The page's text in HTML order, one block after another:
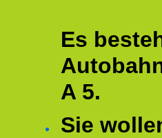
Es
A 5.
Sie